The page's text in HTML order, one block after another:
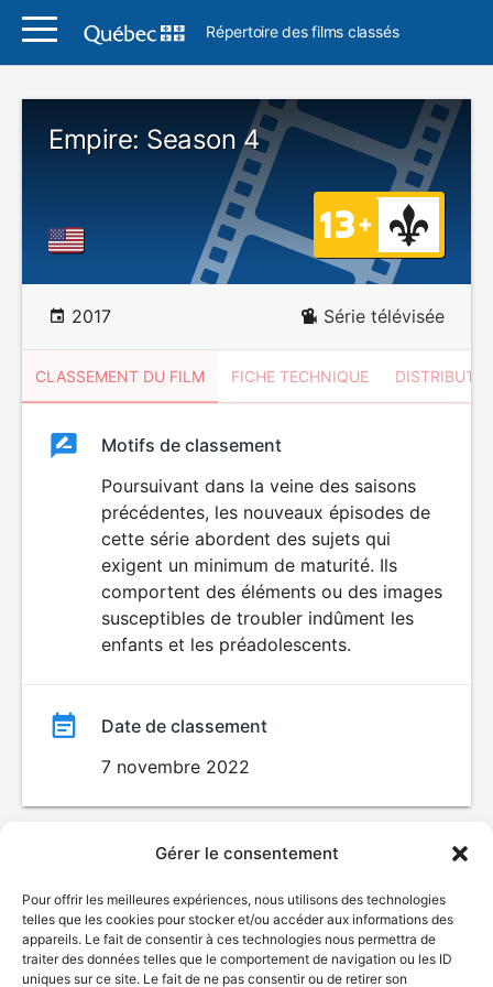
Gérer le consentement
Pour offrir les meilleures expériences, nous utilisons des technologies
telles que les cookies pour stocker et/ou accéder aux informations des
appareils. Le fait de consentir à ces technologies nous permettra de
traiter des données telles que le comportement de navigation ou les ID
uniques sur ce site. Le fait de ne pas consentir ou de retirer son
Répertoire des films classés
Empire: Season 4
2017 Série télévisée
CLASSEMENT DU FILM FICHE TECHNIQUE
ClassementClassement
Motifs de classement
Poursuivant dans la veine des saisons
précédentes, les nouveaux épisodes de
cette série abordent des sujets qui
exigent un minimum de maturité. Ils
comportent des éléments ou des images
susceptibles de troubler indûment les
enfants et les préadolescents.
Date de classement
7 novembre 2022